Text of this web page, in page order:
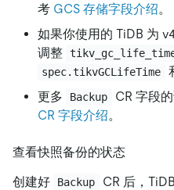
考 GCS 存储字段介绍。
如果你使用的 TiDB 为
调整
spec.tikvGCLifeTime
更多
Backup CR 字段
CR 字段介绍。
查看快照备份的状态
创建好
Backup CR 后，